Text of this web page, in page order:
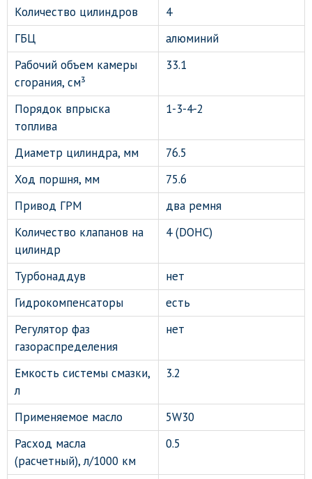
Количество цилиндров
4
ГБЦ
алюминий
Рабочий объем камеры
сгорания, см³
33.1
Порядок впрыска
топлива
1-3-4-2
Диаметр цилиндра, мм
76.5
Ход поршня, мм
75.6
Привод ГРМ
два ремня
Количество клапанов на
цилиндр
4 (DOHC)
Турбонаддув
нет
Гидрокомпенсаторы
есть
Регулятор фаз
газораспределения
нет
Емкость системы смазки,
л
3.2
Применяемое масло
5W30
Расход масла
(расчетный), л/1000 км
0.5